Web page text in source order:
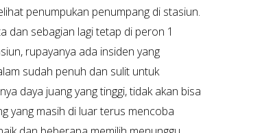
penumpukan penumpang di stasiun.
dan sebagian lagi tetap di peron 1
rupayanya ada insiden yang
sudah penuh dan sulit untuk
daya juang yang tinggi, tidak akan bisa
yang masih di luar terus mencoba